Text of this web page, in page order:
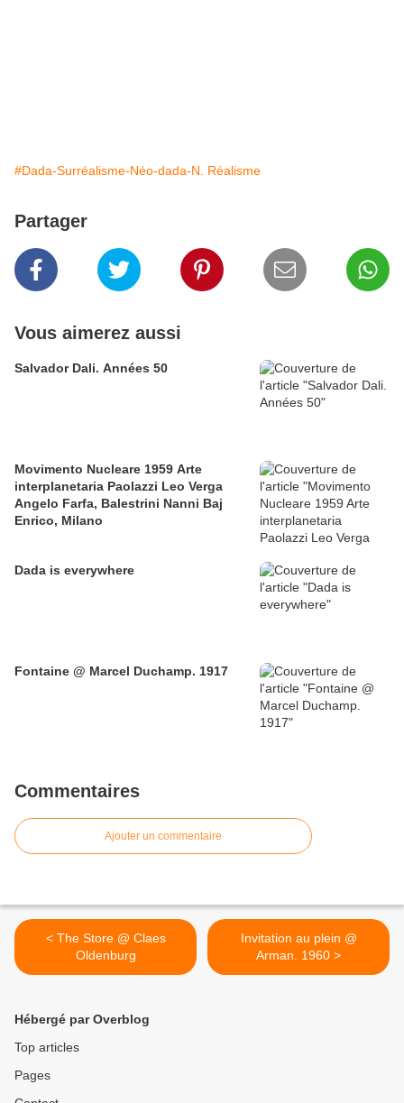
#Dada-Surréalisme-Néo-dada-N. Réalisme
Partager
Vous aimerez aussi
Salvador Dali. Années 50
Movimento Nucleare 1959 Arte
interplanetaria Paolazzi Leo Verga
Angelo Farfa, Balestrini Nanni Baj
Enrico, Milano
Dada is everywhere
Fontaine @ Marcel Duchamp. 1917
Commentaires
Ajouter un commentaire
< The Store @ Claes
Oldenburg
Invitation au plein @
Arman. 1960 >
Hébergé par Overblog
Top articles
Pages